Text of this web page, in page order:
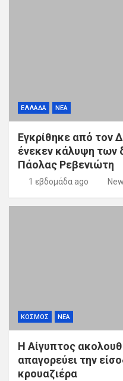
ΕΛΛΑΔΑ ΝΕΑ
Εγκρίθηκε από τον
ένεκεν κάλυψη των
Πάολας Ρεβενιώτη
1 εβδομάδα ago
ΚΟΣΜΟΣ ΝΕΑ
Η Αίγυπτος
απαγορεύει την
κρουαζιέρα